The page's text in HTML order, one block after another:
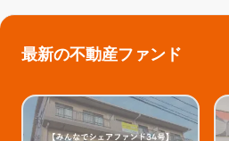
最新の不動産ファンド